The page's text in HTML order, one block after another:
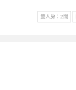
雙人房：2間